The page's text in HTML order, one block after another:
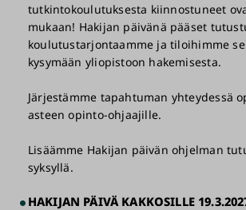
tutkintokoulutuksesta kiinnostuneet
mukaan! Hakijan päivänä pääset
koulutustarjontaamme ja tiloihimme
kysymään yliopistoon hakemisesta.
Järjestämme tapahtuman yhteydessä
asteen opinto-ohjaajille.
Lisäämme Hakijan päivän ohjelman
syksyllä.
HAKIJAN PÄIVÄ KAKKOSILLE